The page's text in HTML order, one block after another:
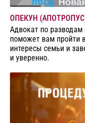
ОПЕКУН
Адвокат по
поможет вам пройти
интересы семьи и
и уверенно.